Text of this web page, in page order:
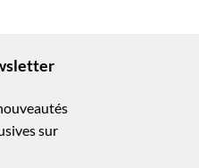
sur